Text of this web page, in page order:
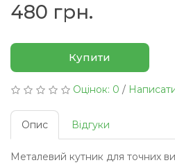
480 грн.
Купити
Оцінок: 0 /
Опис Відгуки
Металевий кутник для точних